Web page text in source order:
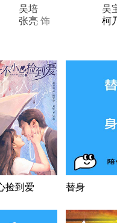
吴培
张亮 饰
吴
柯
捡到爱 替身